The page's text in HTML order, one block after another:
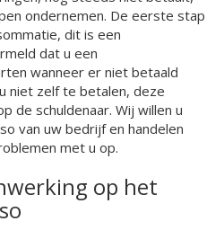
ondernemen. De eerste stap
dit is een
dat u een
wanneer er niet betaald
niet zelf te betalen, deze
de schuldenaar. Wij willen u
van uw bedrijf en handelen
met u op.
op het